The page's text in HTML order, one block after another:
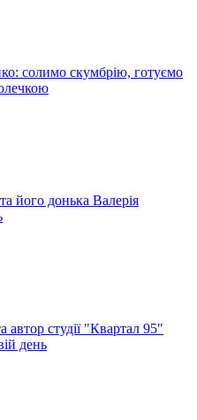
солимо скумбрію, готуємо
його донька Валерія
студії "Квартал 95"
день